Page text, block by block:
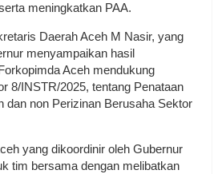
meningkatkan PAA.
Daerah Aceh M Nasir, yang
menyampaikan hasil
Aceh mendukung
8/INSTR/2025, tentang Penataan
dan non Perizinan Berusaha Sektor
yang dikoordinir oleh Gubernur
tim bersama dengan melibatkan